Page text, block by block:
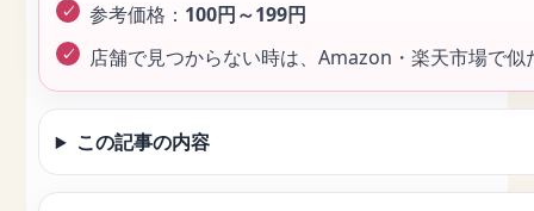
参考価格： 100円～199円
店舗で見つからない時は、Amazon・楽天市場で
この記事の内容